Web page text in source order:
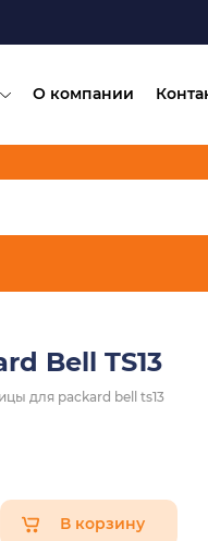
О компании
Bell TS13
для packard bell ts13
В корзину